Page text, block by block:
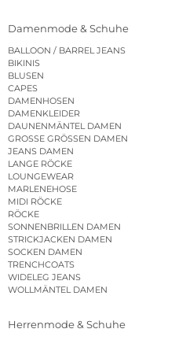
Damenmode & Schuhe
BALLOON / BARREL JEANS
BIKINIS
BLUSEN
CAPES
DAMENHOSEN
DAMENKLEIDER
DAUNENMÄNTEL DAMEN
GROSSE GRÖSSEN DAMEN
JEANS DAMEN
LANGE RÖCKE
LOUNGEWEAR
MARLENEHOSE
MIDI RÖCKE
RÖCKE
SONNENBRILLEN DAMEN
STRICKJACKEN DAMEN
SOCKEN DAMEN
TRENCHCOATS
WIDELEG JEANS
WOLLMÄNTEL DAMEN
Herrenmode & Schuhe